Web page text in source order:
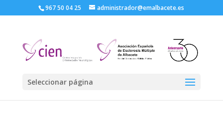
967 50 04 25 administrador@emalbacete.es
Seleccionar página